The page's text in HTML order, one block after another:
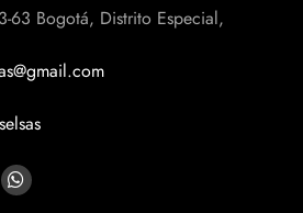
63 Bogotá, Distrito Especial,